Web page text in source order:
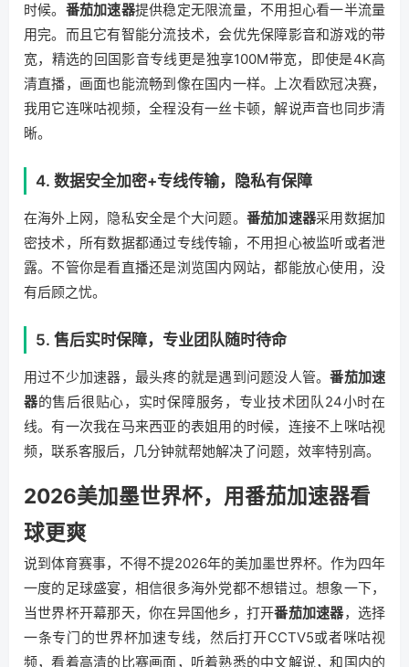
时候。 番茄加速器提供稳定无限流量，不用担心看一半流量
用完。而且它有智能分流技术，会优先保障影音和游戏的带
宽，精选的回国影音专线更是独享100M带宽，即使是4K高
清直播，画面也能流畅到像在国内一样。上次看欧冠决赛，
我用它连咪咕视频，全程没有一丝卡顿，解说声音也同步清
晰。
4. 数据安全加密+专线传输，隐私有保障
在海外上网，隐私安全是个大问题。 番茄加速器采用数据加
密技术，所有数据都通过专线传输，不用担心被监听或者泄
露。不管你是看直播还是浏览国内网站，都能放心使用，没
有后顾之忧。
5. 售后实时保障，专业团队随时待命
用过不少加速器，最头疼的就是遇到问题没人管。番茄加速
器的售后很贴心，实时保障服务，专业技术团队24小时在
线。有一次我在马来西亚的表姐用的时候，连接不上咪咕视
频，联系客服后，几分钟就帮她解决了问题，效率特别高。
2026美加墨世界杯，用番茄加速器看
球更爽
说到体育赛事，不得不提2026年的美加墨世界杯。作为四年
一度的足球盛宴，相信很多海外党都不想错过。想象一下，
当世界杯开幕那天，你在异国他乡，打开番茄加速器，选择
一条专门的世界杯加速专线，然后打开CCTV5或者咪咕视
频，看着高清的比赛画面，听着熟悉的中文解说，和国内的